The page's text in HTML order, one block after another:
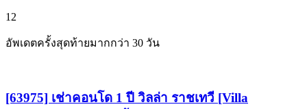
12
อัพเดตครั้งสุดท้ายมากกว่า 30 วัน
[63975] เช่าคอนโด 1 ปี วิลล่า ราชเทวี [Villa